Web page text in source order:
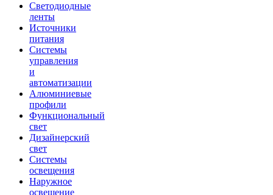
Светодиодные
ленты
Источники
питания
Системы
управления
и
автоматизации
Алюминиевые
профили
Функциональный
свет
Дизайнерский
свет
Системы
освещения
Наружное
освещение